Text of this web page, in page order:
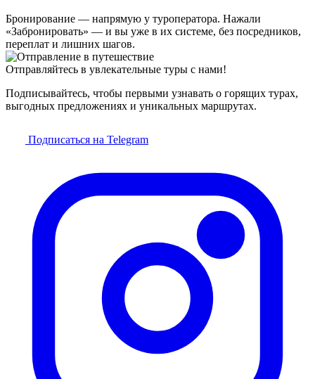
Бронирование — напрямую у туроператора. Нажали
«Забронировать» — и вы уже в их системе, без посредников,
переплат и лишних шагов.
Отправляйтесь в увлекательные туры с нами!
Подписывайтесь, чтобы первыми узнавать о горящих турах,
выгодных предложениях и уникальных маршрутах.
Подписаться на Telegram